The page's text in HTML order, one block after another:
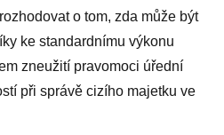
o tom, zda může být
ke standardnímu výkonu
zneužití pravomoci úřední
při správě cizího majetku ve